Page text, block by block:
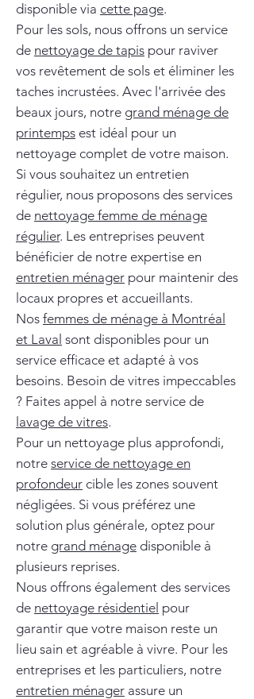
disponible via cette page.
Pour les sols, nous offrons un service
de nettoyage de tapis pour raviver
vos revêtement de sols et éliminer les
taches incrustées. Avec l'arrivée des
beaux jours, notre grand ménage de
printemps est idéal pour un
nettoyage complet de votre maison.
Si vous souhaitez un entretien
régulier, nous proposons des services
de nettoyage femme de ménage
régulier. Les entreprises peuvent
bénéficier de notre expertise en
entretien ménager pour maintenir des
locaux propres et accueillants.
Nos femmes de ménage à Montréal
et Laval sont disponibles pour un
service efficace et adapté à vos
besoins. Besoin de vitres impeccables
? Faites appel à notre service de
lavage de vitres.
Pour un nettoyage plus approfondi,
notre service de nettoyage en
profondeur cible les zones souvent
négligées. Si vous préférez une
solution plus générale, optez pour
notre grand ménage disponible à
plusieurs reprises.
Nous offrons également des services
de nettoyage résidentiel pour
garantir que votre maison reste un
lieu sain et agréable à vivre. Pour les
entreprises et les particuliers, notre
entretien ménager assure un